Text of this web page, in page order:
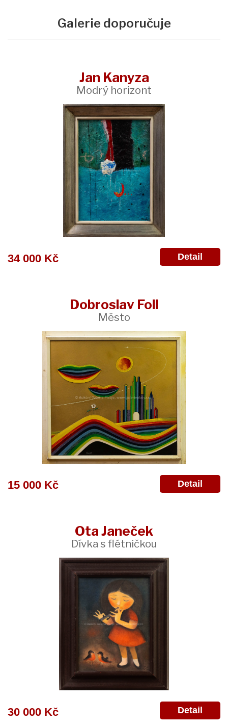
Galerie doporučuje
Jan Kanyza
Modrý horizont
34 000 Kč Detail
Dobroslav Foll
Město
15 000 Kč Detail
Ota Janeček
Dívka s flétničkou
30 000 Kč Detail